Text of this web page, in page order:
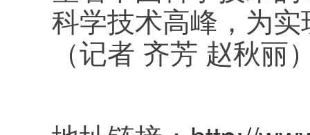
科学技术高峰，为
（记者 齐芳 赵秋丽